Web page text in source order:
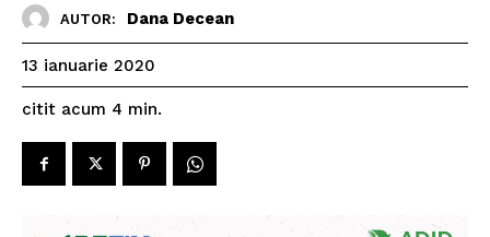
AUTOR: Dana Decean
13 ianuarie 2020
citit acum 4 min.